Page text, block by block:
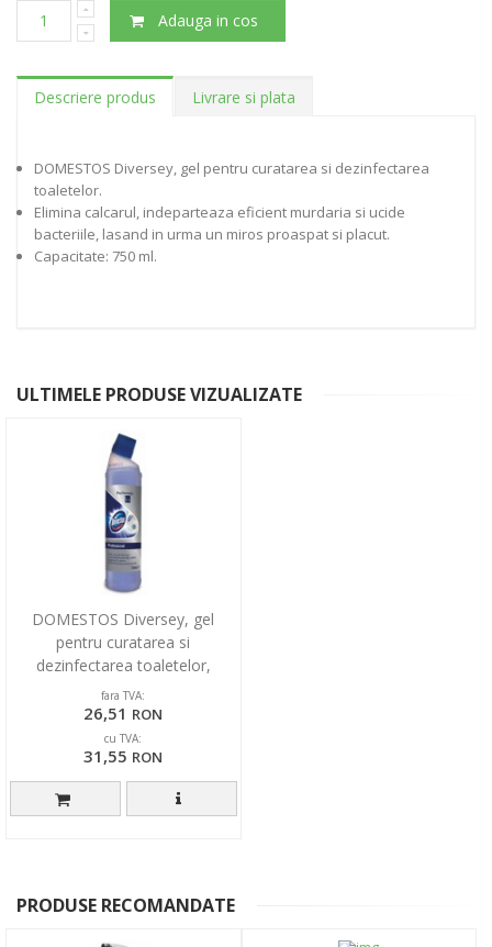
Adauga in cos
Descriere produs Livrare si plata
DOMESTOS Diversey, gel pentru curatarea si dezinfectarea
toaletelor.
Elimina calcarul, indeparteaza eficient murdaria si ucide
bacteriile, lasand in urma un miros proaspat si placut.
Capacitate: 750 ml.
ULTIMELE PRODUSE VIZUALIZATE
DOMESTOS Diversey, gel
pentru curatarea si
dezinfectarea toaletelor,
formula concentrata, 750ml
fara TVA:
26,51 RON
cu TVA:
31,55 RON
PRODUSE RECOMANDATE